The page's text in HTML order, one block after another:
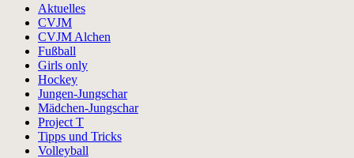
Aktuelles
CVJM
CVJM Alchen
Fußball
Girls only
Hockey
Jungen-Jungschar
Mädchen-Jungschar
Project T
Tipps und Tricks
Volleyball